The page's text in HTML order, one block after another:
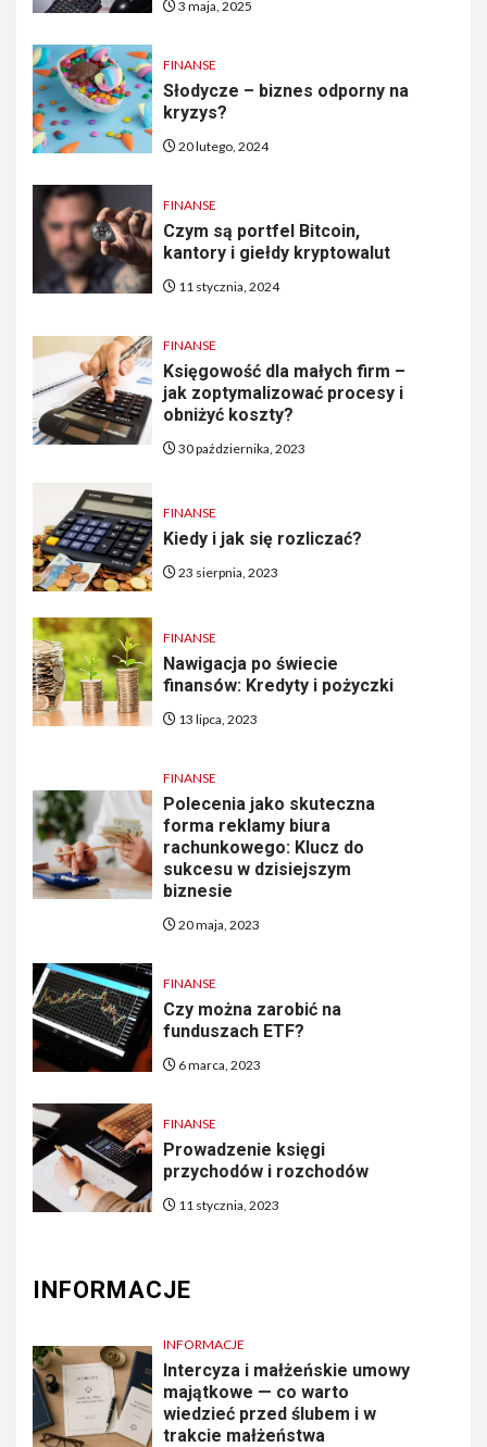
3 maja, 2025
FINANSE
Słodycze – biznes odporny na
kryzys?
20 lutego, 2024
FINANSE
Czym są portfel Bitcoin,
kantory i giełdy kryptowalut
11 stycznia, 2024
FINANSE
Księgowość dla małych firm –
jak zoptymalizować procesy i
obniżyć koszty?
30 października, 2023
FINANSE
Kiedy i jak się rozliczać?
23 sierpnia, 2023
FINANSE
Nawigacja po świecie
finansów: Kredyty i pożyczki
13 lipca, 2023
FINANSE
Polecenia jako skuteczna
forma reklamy biura
rachunkowego: Klucz do
sukcesu w dzisiejszym
biznesie
20 maja, 2023
FINANSE
Czy można zarobić na
funduszach ETF?
6 marca, 2023
FINANSE
Prowadzenie księgi
przychodów i rozchodów
11 stycznia, 2023
INFORMACJE
INFORMACJE
Intercyza i małżeńskie umowy
majątkowe — co warto
wiedzieć przed ślubem i w
trakcie małżeństwa